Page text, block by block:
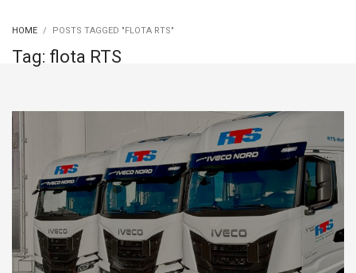
HOME POSTS TAGGED "FLOTA RTS"
Tag: flota RTS